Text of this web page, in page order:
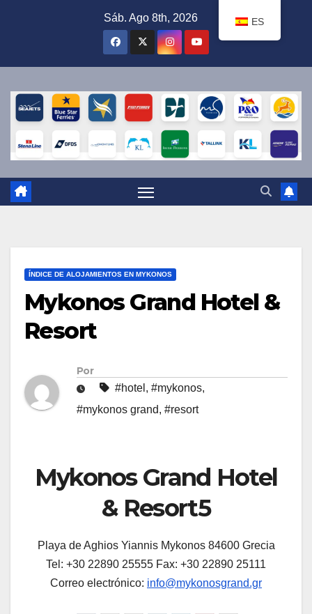
Sáb. Ago 8th, 2026
ÍNDICE DE ALOJAMIENTOS EN MYKONOS
Mykonos Grand Hotel &
Resort
Por
#hotel , #mykonos,
#mykonos grand, #resort
Mykonos Grand Hotel
& Resort5
Playa de Aghios Yiannis Mykonos 84600 Grecia
Tel: +30 22890 25555 Fax: +30 22890 25111
Correo electrónico: info@mykonosgrand.gr
ES